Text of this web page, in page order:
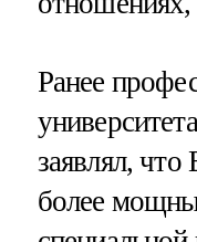
Ранее
заявлял,
более